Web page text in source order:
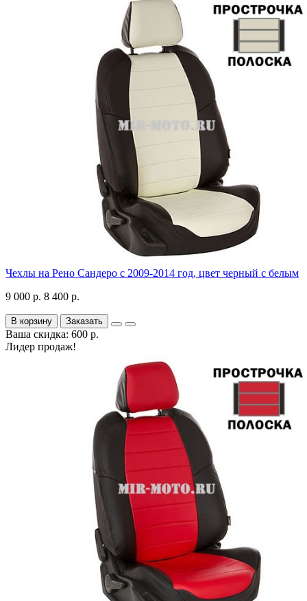
Чехлы на Рено Сандеро с 2009-2014 год, цвет черный с белым
9 000 р. 8 400 р.
В корзину Заказать
Ваша скидка: 600 р.
Лидер продаж!